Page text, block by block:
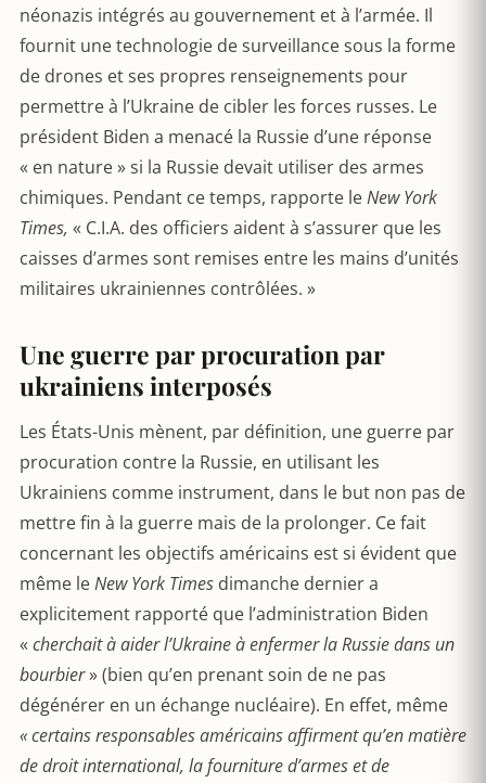
néonazis intégrés au gouvernement et à l’armée. Il
fournit une technologie de surveillance sous la forme
de drones et ses propres renseignements pour
permettre à l’Ukraine de cibler les forces russes. Le
président Biden a menacé la Russie d’une réponse
« en nature » si la Russie devait utiliser des armes
chimiques. Pendant ce temps, rapporte leNew York
Times, « C.I.A. des officiers aident à s’assurer que les
caisses d’armes sont remises entre les mains d’unités
militaires ukrainiennes contrôlées. »
Une guerre par procuration par
ukrainiens interposés
Les États-Unis mènent, par définition, une guerre par
procuration contre la Russie, en utilisant les
Ukrainiens comme instrument, dans le but non pas de
mettre fin à la guerre mais de la prolonger. Ce fait
concernant les objectifs américains est si évident que
même leNew York Times dimanche dernier a
explicitement rapporté que l’administration Biden
« cherchait à aider l’Ukraine à enfermer la Russie dans un
bourbier» (bien qu’en prenant soin de ne pas
dégénérer en un échange nucléaire). En effet, même
« certains responsables américains affirment qu’en matière
de droit international, la fourniture d’armes et de